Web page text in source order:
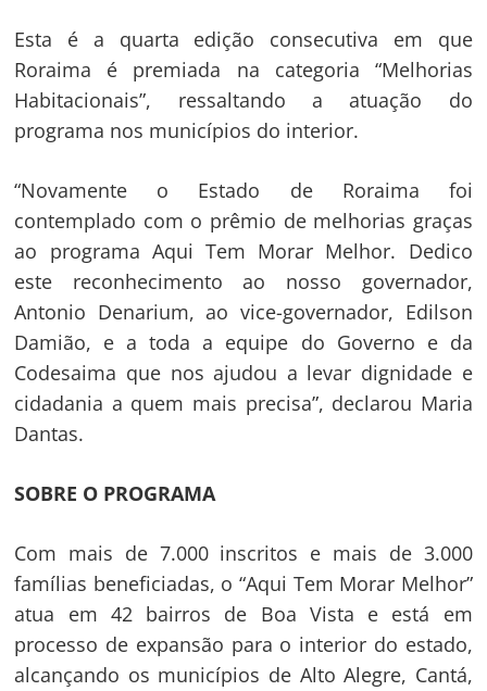
Esta é a quarta edição consecutiva em que
Roraima é premiada na categoria “Melhorias
Habitacionais”, ressaltando a atuação do
programa nos municípios do interior.
“Novamente o Estado de Roraima foi
contemplado com o prêmio de melhorias graças
ao programa Aqui Tem Morar Melhor. Dedico
este reconhecimento ao nosso governador,
Antonio Denarium, ao vice-governador, Edilson
Damião, e a toda a equipe do Governo e da
Codesaima que nos ajudou a levar dignidade e
cidadania a quem mais precisa”, declarou Maria
Dantas.
SOBRE O PROGRAMA
Com mais de 7.000 inscritos e mais de 3.000
famílias beneficiadas, o “Aqui Tem Morar Melhor”
atua em 42 bairros de Boa Vista e está em
processo de expansão para o interior do estado,
alcançando os municípios de Alto Alegre, Cantá,
Navegação
de
Post